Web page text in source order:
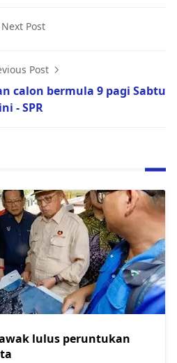
Next Post
Post
calon bermula 9 pagi Sabtu
ini - SPR
lulus peruntukan